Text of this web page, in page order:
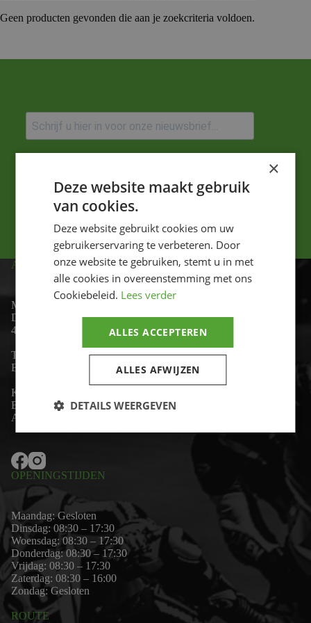
Geen producten gevonden die aan je zoekcriteria voldoen.
Versturen
ADRES
Motor-id
De Lind 17
4841 KC Prinsenbeek
Telefoon:
+31 (0)76 - 54 11 888
Email:
wim@motor-id.nl
K.v.K: 80530338
B.T.W-nummer: NL861703947B01
Algemene voorwaarden
OPENINGSTIJDEN
Maandag: Gesloten
Dinsdag: 08:30 – 17:30
Woensdag: 08:30 – 17:30
Donderdag: 08:30 – 17:30
Vrijdag: 08:30 – 17:30
Zaterdag: 08:30 – 16:00
Zondag: Gesloten
ROUTE
×
Deze website maakt gebruik
van cookies.
Deze website gebruikt cookies om uw
gebruikerservaring te verbeteren. Door
onze website te gebruiken, stemt u in met
alle cookies in overeenstemming met ons
Cookiebeleid. Lees verder
ALLES ACCEPTEREN
ALLES AFWIJZEN
DETAILS WEERGEVEN